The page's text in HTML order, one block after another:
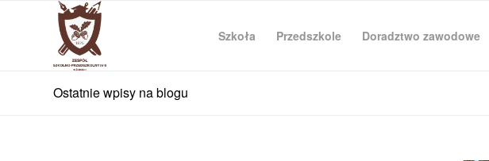
Szkoła Przedszkole Doradztwo zawodowe
Ostatnie wpisy na blogu